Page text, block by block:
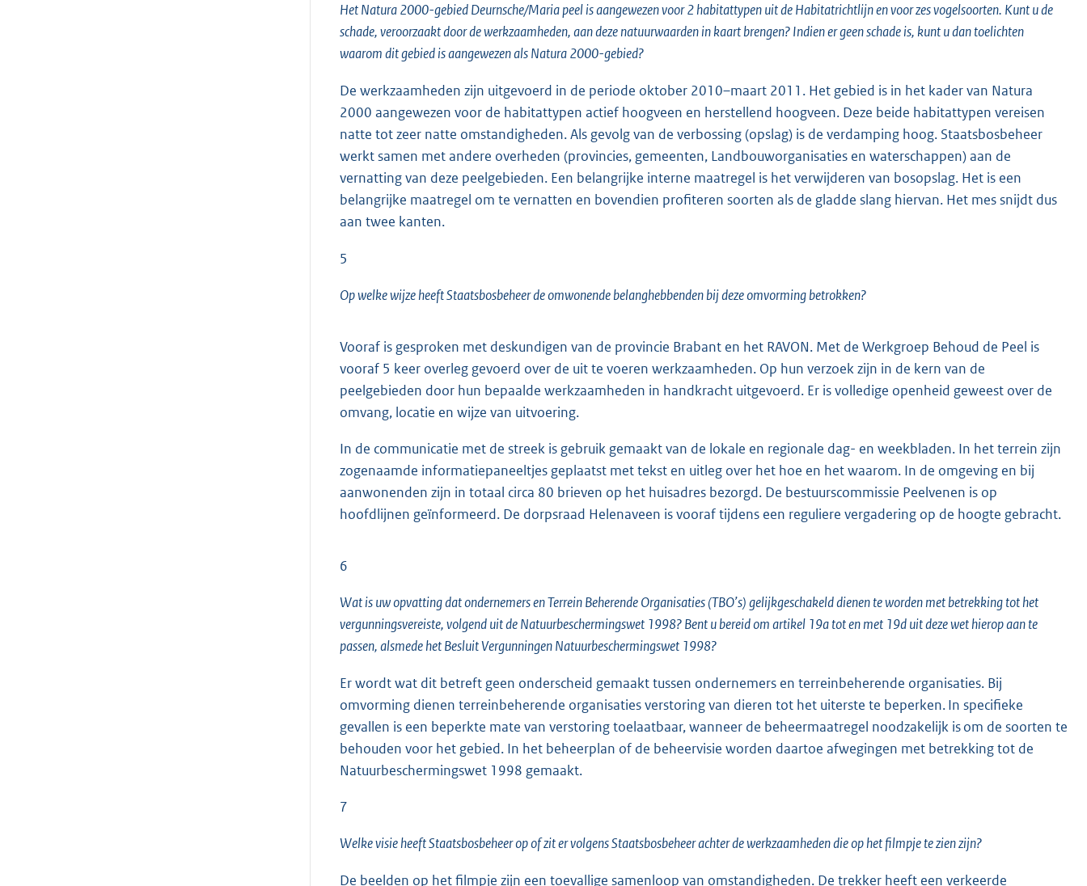
Het Natura 2000-gebied Deurnsche/Maria peel is aangewezen voor 2 habitattypen uit de Habitatrichtlijn en voor zes vogelsoorten. Kunt u de
schade, veroorzaakt door de werkzaamheden, aan deze natuurwaarden in kaart brengen? Indien er geen schade is, kunt u dan toelichten
waarom dit gebied is aangewezen als Natura 2000-gebied?
De werkzaamheden zijn uitgevoerd in de periode oktober 2010–maart 2011. Het gebied is in het kader van Natura
2000 aangewezen voor de habitattypen actief hoogveen en herstellend hoogveen. Deze beide habitattypen vereisen
natte tot zeer natte omstandigheden. Als gevolg van de verbossing (opslag) is de verdamping hoog. Staatsbosbeheer
werkt samen met andere overheden (provincies, gemeenten, Landbouworganisaties en waterschappen) aan de
vernatting van deze peelgebieden. Een belangrijke interne maatregel is het verwijderen van bosopslag. Het is een
belangrijke maatregel om te vernatten en bovendien profiteren soorten als de gladde slang hiervan. Het mes snijdt dus
aan twee kanten.
5
Op welke wijze heeft Staatsbosbeheer de omwonende belanghebbenden bij deze omvorming betrokken?
Vooraf is gesproken met deskundigen van de provincie Brabant en het RAVON. Met de Werkgroep Behoud de Peel is
vooraf 5 keer overleg gevoerd over de uit te voeren werkzaamheden. Op hun verzoek zijn in de kern van de
peelgebieden door hun bepaalde werkzaamheden in handkracht uitgevoerd. Er is volledige openheid geweest over de
omvang, locatie en wijze van uitvoering.
In de communicatie met de streek is gebruik gemaakt van de lokale en regionale dag- en weekbladen. In het terrein zijn
zogenaamde informatiepaneeltjes geplaatst met tekst en uitleg over het hoe en het waarom. In de omgeving en bij
aanwonenden zijn in totaal circa 80 brieven op het huisadres bezorgd. De bestuurscommissie Peelvenen is op
hoofdlijnen geïnformeerd. De dorpsraad Helenaveen is vooraf tijdens een reguliere vergadering op de hoogte gebracht.
6
Wat is uw opvatting dat ondernemers en Terrein Beherende Organisaties (TBO’s) gelijkgeschakeld dienen te worden met betrekking tot het
vergunningsvereiste, volgend uit de Natuurbeschermingswet 1998? Bent u bereid om artikel 19a tot en met 19d uit deze wet hierop aan te
passen, alsmede het Besluit Vergunningen Natuurbeschermingswet 1998?
Er wordt wat dit betreft geen onderscheid gemaakt tussen ondernemers en terreinbeherende organisaties. Bij
omvorming dienen terreinbeherende organisaties verstoring van dieren tot het uiterste te beperken. In specifieke
gevallen is een beperkte mate van verstoring toelaatbaar, wanneer de beheermaatregel noodzakelijk is om de soorten te
behouden voor het gebied. In het beheerplan of de beheervisie worden daartoe afwegingen met betrekking tot de
Natuurbeschermingswet 1998 gemaakt.
7
Welke visie heeft Staatsbosbeheer op of zit er volgens Staatsbosbeheer achter de werkzaamheden die op het filmpje te zien zijn?
De beelden op het filmpje zijn een toevallige samenloop van omstandigheden. De trekker heeft een verkeerde